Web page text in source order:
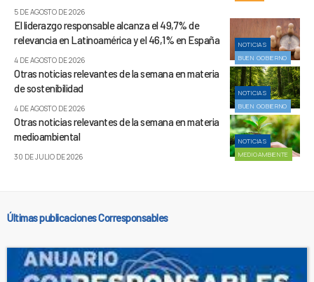
5 DE AGOSTO DE 2026
NOTICIAS
BUEN GOBIERNO
El liderazgo responsable alcanza el 49,7% de
relevancia en Latinoamérica y el 46,1% en España
4 DE AGOSTO DE 2026
NOTICIAS
BUEN GOBIERNO
Otras noticias relevantes de la semana en materia
de sostenibilidad
4 DE AGOSTO DE 2026
NOTICIAS
MEDIOAMBIENTE
Otras noticias relevantes de la semana en materia
medioambiental
30 DE JULIO DE 2026
Últimas publicaciones Corresponsables